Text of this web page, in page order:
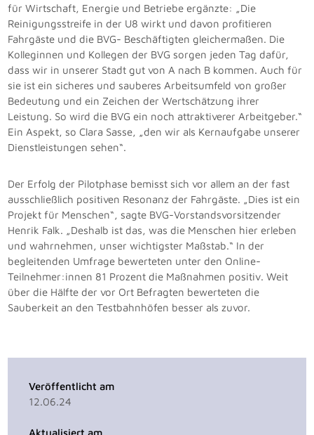
für Wirtschaft, Energie und Betriebe ergänzte: „Die
Reinigungsstreife in der U8 wirkt und davon profitieren
Fahrgäste und die BVG- Beschäftigten gleichermaßen. Die
Kolleginnen und Kollegen der BVG sorgen jeden Tag dafür,
dass wir in unserer Stadt gut von A nach B kommen. Auch für
sie ist ein sicheres und sauberes Arbeitsumfeld von großer
Bedeutung und ein Zeichen der Wertschätzung ihrer
Leistung. So wird die BVG ein noch attraktiverer Arbeitgeber.“
Ein Aspekt, so Clara Sasse, „den wir als Kernaufgabe unserer
Dienstleistungen sehen“.
Der Erfolg der Pilotphase bemisst sich vor allem an der fast
ausschließlich positiven Resonanz der Fahrgäste. „Dies ist ein
Projekt für Menschen“, sagte BVG-Vorstandsvorsitzender
Henrik Falk. „Deshalb ist das, was die Menschen hier erleben
und wahrnehmen, unser wichtigster Maßstab.“ In der
begleitenden Umfrage bewerteten unter den Online-
Teilnehmer:innen 81 Prozent die Maßnahmen positiv. Weit
über die Hälfte der vor Ort Befragten bewerteten die
Sauberkeit an den Testbahnhöfen besser als zuvor.
Veröffentlicht am
12.06.24